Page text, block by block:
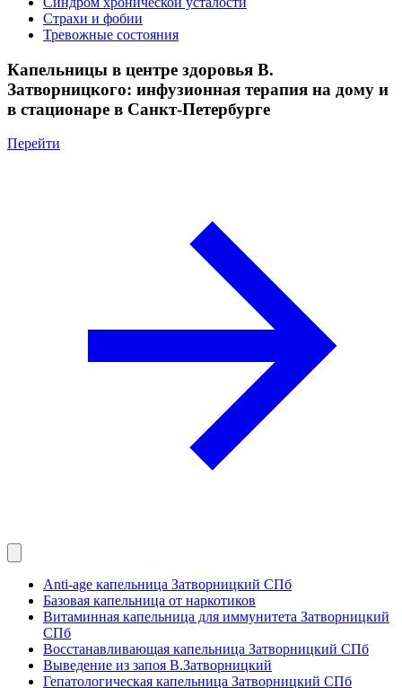
Страхи и фобии
Тревожные состояния
Капельницы в центре здоровья В.
Затворницкого: инфузионная терапия на дому и
в стационаре в Санкт-Петербурге
Перейти
Anti-age капельница Затворницкий СПб
Базовая капельница от наркотиков
Витаминная капельница для иммунитета Затворницкий
СПб
Восстанавливающая капельница Затворницкий СПб
Выведение из запоя В.Затворницкий
Гепатологическая капельница Затворницкий СПб